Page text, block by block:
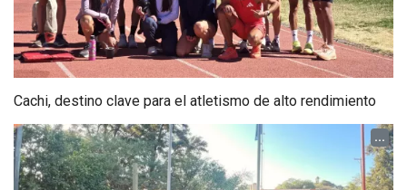
Cachi, destino clave para el atletismo de alto rendimiento
...